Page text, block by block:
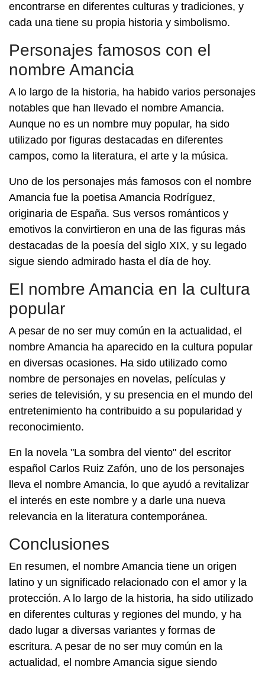
encontrarse en diferentes culturas y tradiciones, y
cada una tiene su propia historia y simbolismo.
Personajes famosos con el
nombre Amancia
A lo largo de la historia, ha habido varios personajes
notables que han llevado el nombre Amancia.
Aunque no es un nombre muy popular, ha sido
utilizado por figuras destacadas en diferentes
campos, como la literatura, el arte y la música.
Uno de los personajes más famosos con el nombre
Amancia fue la poetisa Amancia Rodríguez,
originaria de España. Sus versos románticos y
emotivos la convirtieron en una de las figuras más
destacadas de la poesía del siglo XIX, y su legado
sigue siendo admirado hasta el día de hoy.
El nombre Amancia en la cultura
popular
A pesar de no ser muy común en la actualidad, el
nombre Amancia ha aparecido en la cultura popular
en diversas ocasiones. Ha sido utilizado como
nombre de personajes en novelas, películas y
series de televisión, y su presencia en el mundo del
entretenimiento ha contribuido a su popularidad y
reconocimiento.
En la novela "La sombra del viento" del escritor
español Carlos Ruiz Zafón, uno de los personajes
lleva el nombre Amancia, lo que ayudó a revitalizar
el interés en este nombre y a darle una nueva
relevancia en la literatura contemporánea.
Conclusiones
En resumen, el nombre Amancia tiene un origen
latino y un significado relacionado con el amor y la
protección. A lo largo de la historia, ha sido utilizado
en diferentes culturas y regiones del mundo, y ha
dado lugar a diversas variantes y formas de
escritura. A pesar de no ser muy común en la
actualidad, el nombre Amancia sigue siendo